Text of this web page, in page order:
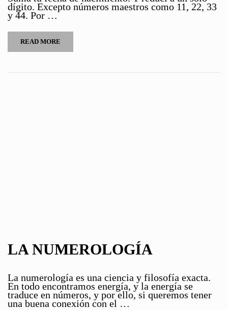
dígito. Excepto números maestros como 11, 22, 33
y 44. Por …
READ MORE
LA NUMEROLOGÍA
La numerología es una ciencia y filosofía exacta.
En todo encontramos energía, y la energía se
traduce en números, y por ello, si queremos tener
una buena conexión con el …